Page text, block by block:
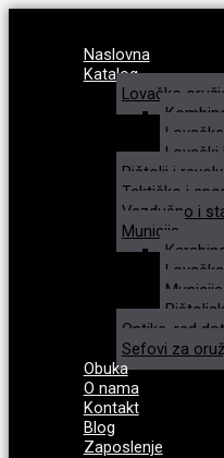
Naslovna
Katalog
Lovačko
Lovački
Pištolji i
Taktičko i
Vazdušno i
Municija
Optike, red
Sefovi za
Obuka
O nama
Kontakt
Blog
Zaposlenje